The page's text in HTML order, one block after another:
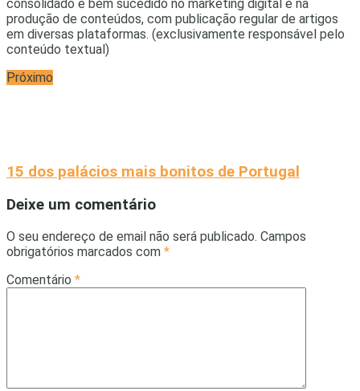
consolidado e bem sucedido no marketing digital e na
produção de conteúdos, com publicação regular de artigos
em diversas plataformas. (exclusivamente responsável pelo
conteúdo textual)
Próximo
15 dos palácios mais bonitos de Portugal
Deixe um comentário
O seu endereço de email não será publicado. Campos
obrigatórios marcados com *
Comentário *